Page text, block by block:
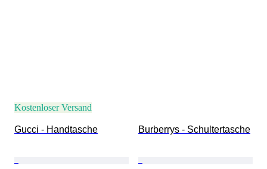
Kostenloser Versand
Gucci - Handtasche Burberrys - Schultertasche